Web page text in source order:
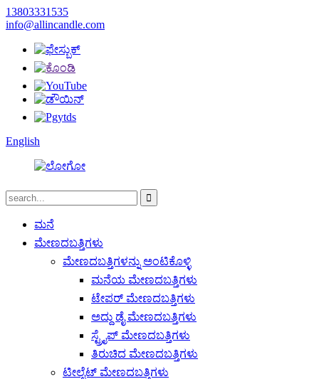
13803331535
info@allincandle.com
English
ಮನೆ
ಮೇಣದಬತ್ತಿಗಳು
ಮೇಣದಬತ್ತಿಗಳನ್ನು ಅಂಟಿಕೊಳ್ಳಿ
ಮನೆಯ ಮೇಣದಬತ್ತಿಗಳು
ಟೇಪರ್ ಮೇಣದಬತ್ತಿಗಳು
ಅದ್ದು ಡೈ ಮೇಣದಬತ್ತಿಗಳು
ಸ್ಟ್ರೈಪ್ ಮೇಣದಬತ್ತಿಗಳು
ತಿರುಚಿದ ಮೇಣದಬತ್ತಿಗಳು
ಟೀಲೈಟ್ ಮೇಣದಬತ್ತಿಗಳು